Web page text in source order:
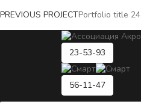
PREVIOUS PROJECTPortfolio title 24
23-53-93
56-11-47